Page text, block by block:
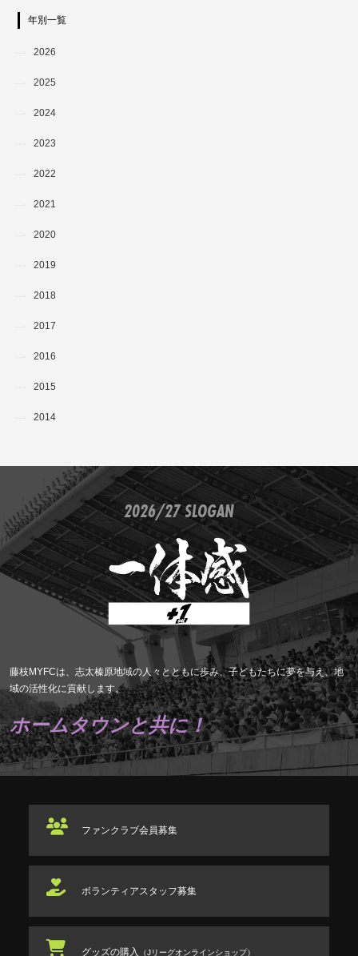
年別一覧
2026
2025
2024
2023
2022
2021
2020
2019
2018
2017
2016
2015
2014
2026/27 SLOGAN
藤枝MYFCは、志太榛原地域の人々とともに歩み、子どもたちに夢を与え、地
域の活性化に貢献します。
ホームタウンと共に！
ファンクラブ会員募集
ボランティアスタッフ募集
グッズの購入 （Jリーグオンラインショップ）